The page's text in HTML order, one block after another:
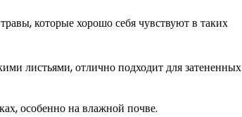
которые хорошо себя чувствуют в таких
листьями, отлично подходит для затененных
особенно на влажной почве.